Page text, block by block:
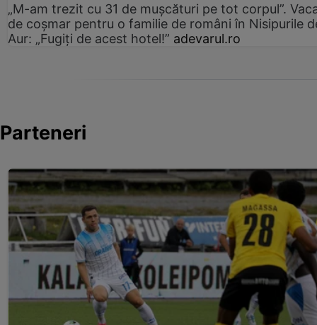
„M-am trezit cu 31 de mușcături pe tot corpul”.
de coșmar pentru o familie de români în Nisipurile
Aur: „Fugiți de acest hotel!” adevarul.ro
Parteneri